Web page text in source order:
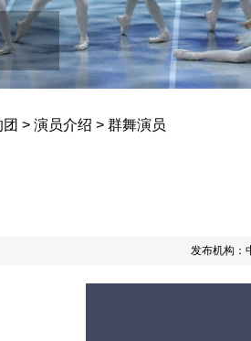
> 演员介绍 > 群舞演员
发布机构：